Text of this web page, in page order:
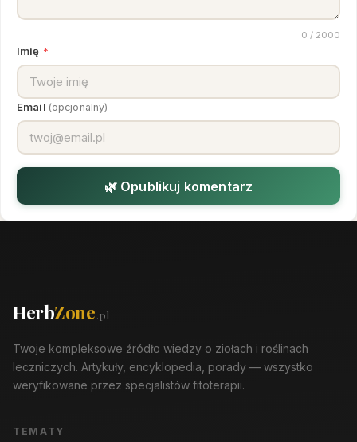
0 / 2000
Imię *
Email (opcjonalny)
🌿 Opublikuj komentarz
HerbZone.pl
Twoje kompleksowe źródło wiedzy o ziołach i roślinach
leczniczych. Artykuły, encyklopedia, porady — wszystko
weryfikowane przez specjalistów fitoterapii.
TEMATY